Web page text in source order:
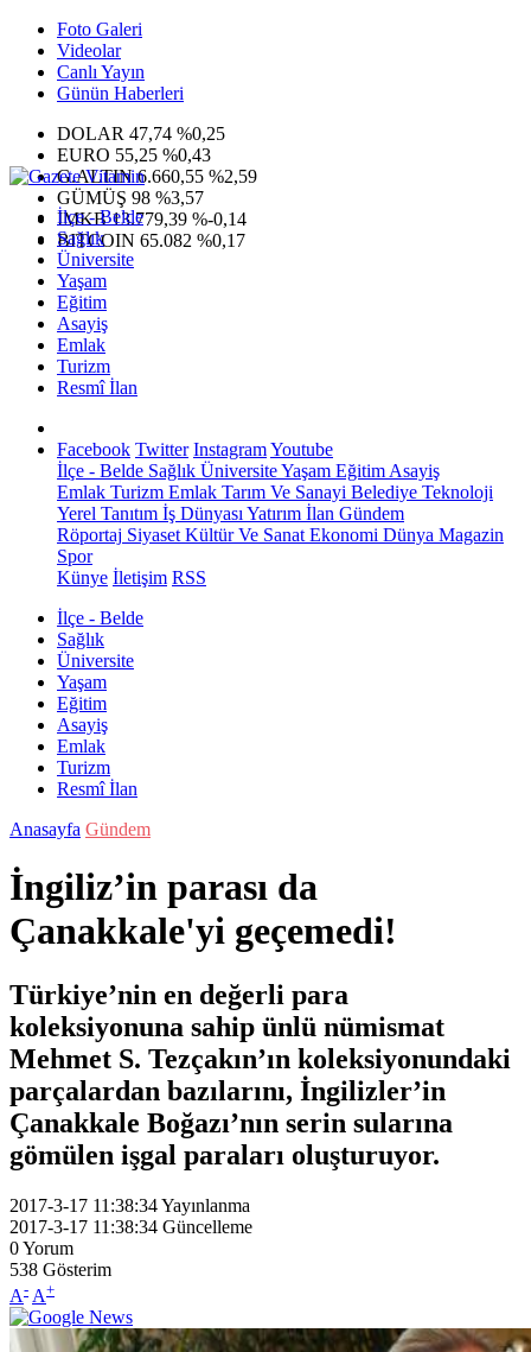
Foto Galeri
Videolar
Canlı Yayın
Günün Haberleri
DOLAR 47,74 %0,25
EURO 55,25 %0,43
G.ALTIN6.660,55 %2,59
GÜMÜŞ 98 %3,57
IMKB13.779,39 %-0,14
BITCOIN 65.082 %0,17
İlçe - Belde
Sağlık
Üniversite
Yaşam
Eğitim
Asayiş
Emlak
Turizm
Resmî İlan
Facebook Twitter InstagramYoutube
İlçe - Belde Sağlık ÜniversiteYaşam Eğitim Asayiş
Emlak Turizm Emlak Tarım Ve Sanayi Belediye Teknoloji
Yerel Tanıtım İş Dünyası Yatırım İlan Gündem
Röportaj Siyaset Kültür Ve Sanat Ekonomi Dünya Magazin
Spor
Künye İletişim RSS
İlçe - Belde
Sağlık
Üniversite
Yaşam
Eğitim
Asayiş
Emlak
Turizm
Resmî İlan
Anasayfa Gündem
İngiliz’in parası da
Çanakkale'yi geçemedi!
Türkiye’nin en değerli para
koleksiyonuna sahip ünlü nümismat
Mehmet S. Tezçakın’ın koleksiyonundaki
parçalardan bazılarını, İngilizler’in
Çanakkale Boğazı’nın serin sularına
gömülen işgal paraları oluşturuyor.
2017-3-17 11:38:34Yayınlanma
2017-3-17 11:38:34 Güncelleme
0Yorum
538 Gösterim
A- A+